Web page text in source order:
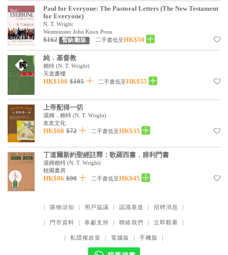
電子書
基道 Top 50
Paul for Everyone: The Pastoral Letters (The New Testament
for Everyone)
N. T. Wright
Westminster John Knox Press
$162 暫缺/斷版 二手書低至HK$50
純．基督教
賴特 (N. T. Wright)
天道書樓
HK$100 $105 二手書低至HK$55
上帝配得一切
湯姆．賴特 (N. T. Wright)
友友文化
HK$68 $72 二手書低至HK$35
丁道爾新約聖經註釋：歌羅西書．腓利門書
湯姆賴特 (N. T. Wright)
校園書房
HK$86 $90 二手書低至HK$45
｜ 購物須知 ｜ 用戶協議 ｜ 認識基道 ｜ 招聘消息 ｜
｜ 門市資料 ｜ 奉獻支持 ｜ 聯絡我們 ｜ 立即觀看 ｜
｜ 私隱權政策 ｜ 電腦版 ｜ 手機版 ｜